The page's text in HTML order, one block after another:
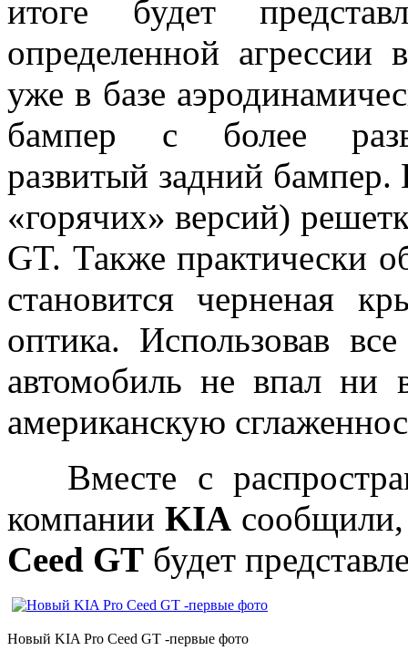
итоге будет
определенной агрессии
уже в базе
бампер с более
развитый задний
«горячих» версий)
GT. Также практически
становится черненая
оптика. Использовав
автомобиль не впал ни
американскую
Вместе с
компании KIA
Ceed GT будет
Новый KIA Pro Ceed GT -первые фото